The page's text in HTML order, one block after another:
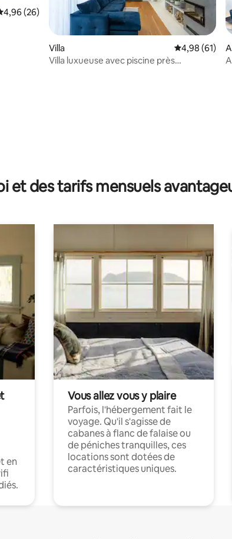
: 4,96 sur 5
moyenne sur la base de 26 commentaires :
4,96 (26)
Villa Évaluation
4,98 (61)
Villa luxueuse avec piscine près
et des tarifs mensuels
en
Vous allez vous y plaire
Parfois, l'hébergement fait le
voyage. Qu'il s'agisse de
cabanes à flanc de falaise ou
de péniches tranquilles, ces
locations sont dotées de
caractéristiques uniques.